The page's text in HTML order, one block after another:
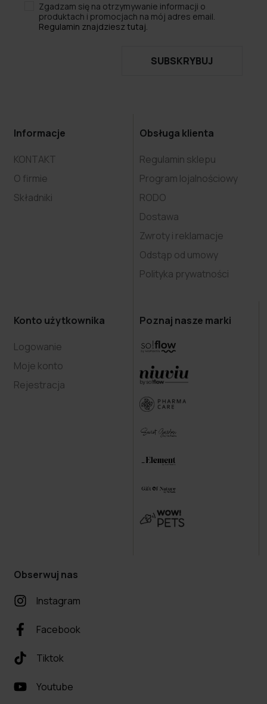
Zgadzam się na otrzymywanie informacji o
produktach i promocjach na mój adres email.
Regulamin znajdziesz tutaj.
SUBSKRYBUJ
Informacje
KONTAKT
O firmie
Składniki
Obsługa klienta
Regulamin sklepu
Program lojalnościowy
RODO
Dostawa
Zwroty i reklamacje
Odstąp od umowy
Polityka prywatności
Konto użytkownika
Logowanie
Moje konto
Rejestracja
Poznaj nasze marki
Obserwuj nas
Instagram
Facebook
Tiktok
Youtube